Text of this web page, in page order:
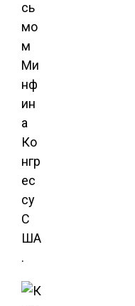
сь
мо
м
Ми
нф
ин
а
Ко
нгр
ес
су
С
ША
.